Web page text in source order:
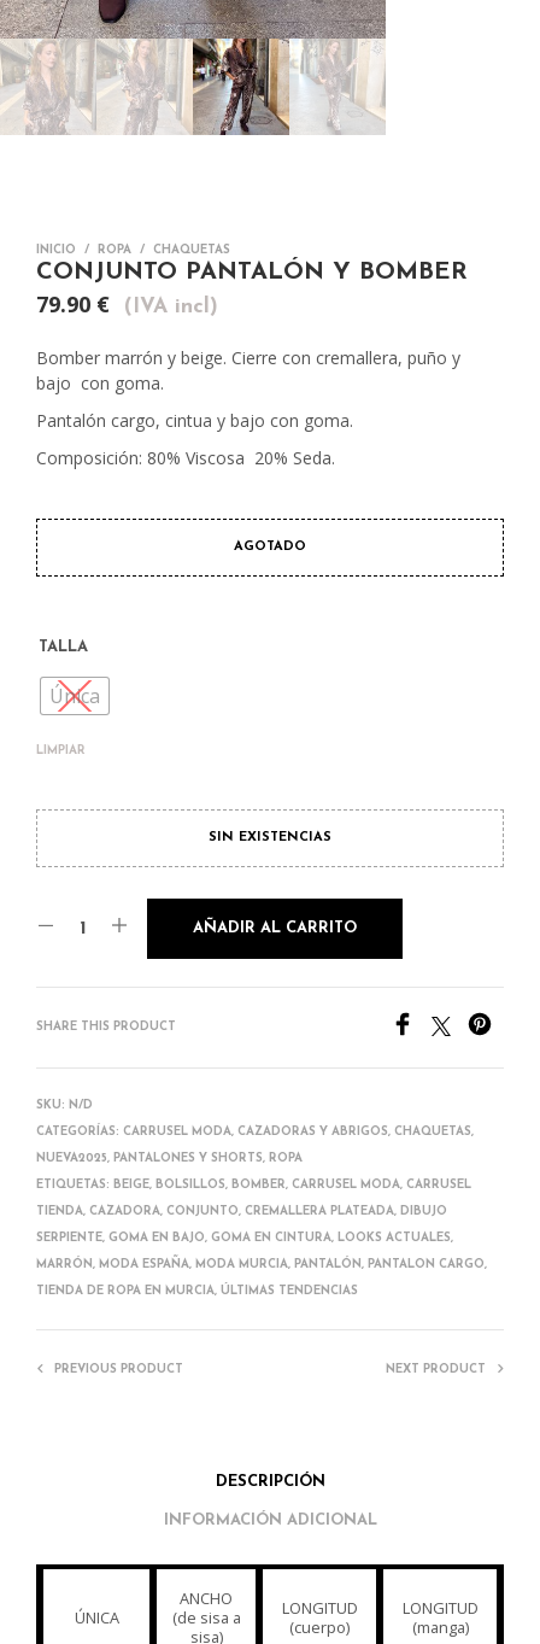
INICIO / ROPA / CHAQUETAS
CONJUNTO PANTALÓN Y BOMBER
79.90 € (IVA incl)
Bomber marrón y beige. Cierre con cremallera, puño y
bajo con goma.
Pantalón cargo, cintua y bajo con goma.
Composición: 80% Viscosa 20% Seda.
AGOTADO
TALLA
Única
LIMPIAR
SIN EXISTENCIAS
AÑADIR AL CARRITO
SHARE THIS PRODUCT
SKU: N/D
CATEGORÍAS: CARRUSEL MODA, CAZADORAS Y ABRIGOS, CHAQUETAS,
NUEVA2025, PANTALONES Y SHORTS, ROPA
ETIQUETAS: BEIGE, BOLSILLOS, BOMBER, CARRUSEL MODA, CARRUSEL
TIENDA, CAZADORA, CONJUNTO, CREMALLERA PLATEADA, DIBUJO
SERPIENTE, GOMA EN BAJO, GOMA EN CINTURA, LOOKS ACTUALES,
MARRÓN, MODA ESPAÑA, MODA MURCIA, PANTALÓN, PANTALON CARGO,
TIENDA DE ROPA EN MURCIA, ÚLTIMAS TENDENCIAS
PREVIOUS PRODUCT NEXT PRODUCT
DESCRIPCIÓN
INFORMACIÓN ADICIONAL
ÚNICA
ANCHO
(de sisa a
sisa)
LONGITUD
(cuerpo)
LONGITUD
(manga)